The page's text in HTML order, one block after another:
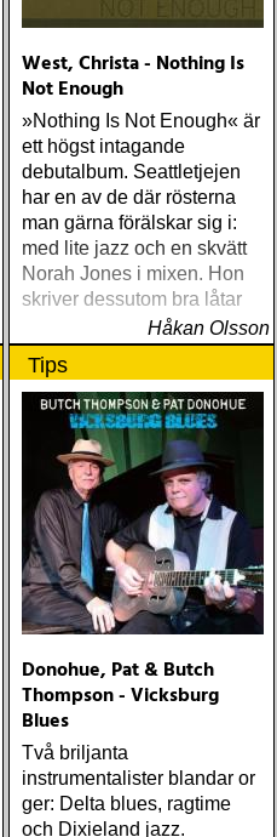
West, Christa - Nothing Is
Not Enough
»Nothing Is Not Enough« är
ett högst intagande
debutalbum. Seattletjejen
har en av de där rösterna
man gärna förälskar sig i:
med lite jazz och en skvätt
Norah Jones i mixen. Hon
skriver dessutom bra låtar
Håkan Olsson
Tips
Donohue, Pat & Butch
Thompson - Vicksburg
Blues
Två briljanta
instrumentalister blandar or
ger: Delta blues, ragtime
och Dixieland jazz.